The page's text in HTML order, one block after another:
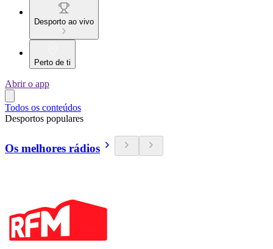
Desporto ao vivo
Perto de ti
Abrir o app
Todos os conteúdos
Desportos populares
Os melhores rádios